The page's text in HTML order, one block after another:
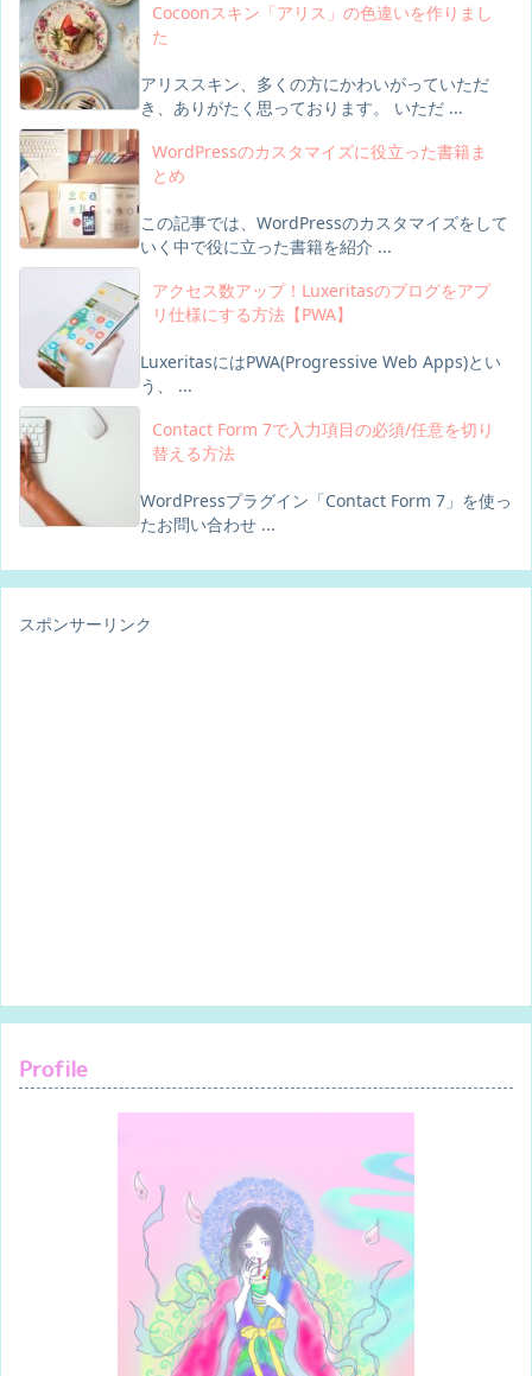
Cocoonスキン「アリス」の色違いを作りまし
た
アリススキン、多くの方にかわいがっていただ
き、ありがたく思っております。 いただ ...
WordPressのカスタマイズに役立った書籍ま
とめ
この記事では、WordPressのカスタマイズをして
いく中で役に立った書籍を紹介 ...
アクセス数アップ！Luxeritasのブログをアプ
リ仕様にする方法【PWA】
LuxeritasにはPWA(Progressive Web Apps)とい
う、 ...
Contact Form 7で入力項目の必須/任意を切り
替える方法
WordPressプラグイン「Contact Form 7」を使っ
たお問い合わせ ...
スポンサーリンク
Profile